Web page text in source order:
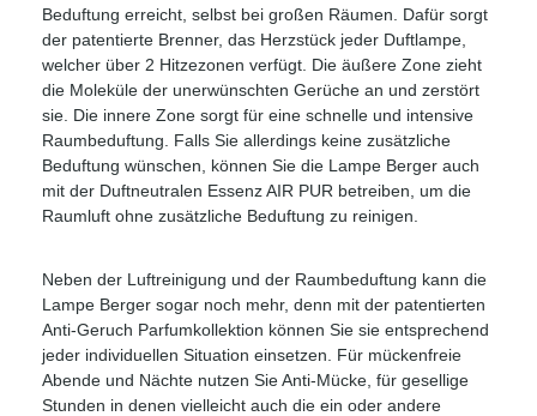
Beduftung erreicht, selbst bei großen Räumen. Dafür sorgt
der patentierte Brenner, das Herzstück jeder Duftlampe,
welcher über 2 Hitzezonen verfügt. Die äußere Zone zieht
die Moleküle der unerwünschten Gerüche an und zerstört
sie. Die innere Zone sorgt für eine schnelle und intensive
Raumbeduftung. Falls Sie allerdings keine zusätzliche
Beduftung wünschen, können Sie die Lampe Berger auch
mit der Duftneutralen Essenz AIR PUR betreiben, um die
Raumluft ohne zusätzliche Beduftung zu reinigen.
Neben der Luftreinigung und der Raumbeduftung kann die
Lampe Berger sogar noch mehr, denn mit der patentierten
Anti-Geruch Parfumkollektion können Sie sie entsprechend
jeder individuellen Situation einsetzen. Für mückenfreie
Abende und Nächte nutzen Sie Anti-Mücke, für gesellige
Stunden in denen vielleicht auch die ein oder andere